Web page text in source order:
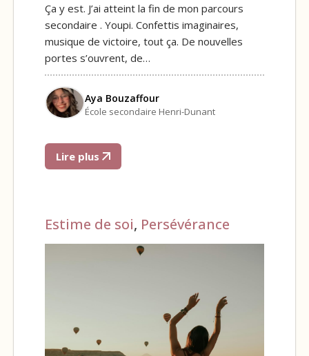
Ça y est. J’ai atteint la fin de mon parcours
secondaire . Youpi. Confettis imaginaires,
musique de victoire, tout ça. De nouvelles
portes s’ouvrent, de…
Aya Bouzaffour
École secondaire Henri-Dunant
Lire plus
Estime de soi, Persévérance